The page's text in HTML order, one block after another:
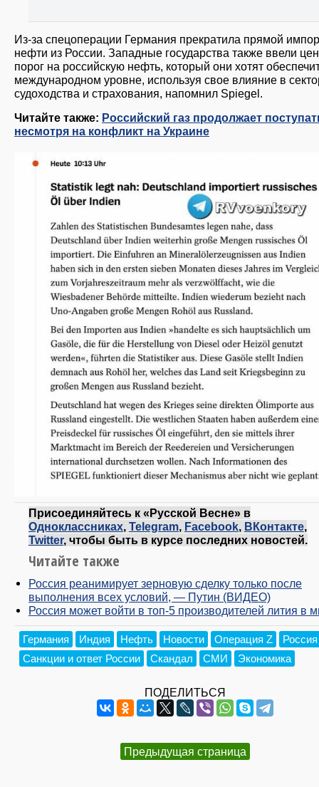
Из-за спецоперации Германия прекратила прямой
нефти из России. Западные государства также ввели
порог на российскую нефть, который они хотят
международном уровне, используя свое влияние в
судоходства и страхования, напомнил Spiegel.
Читайте также: Российский газ продолжает
несмотря на конфликт на Украине
Присоединяйтесь к «Русской Весне» в
Одноклассниках, Telegram, Facebook, ВКонтакте,
Twitter, чтобы быть в курсе последних новостей.
Читайте также
Россия реанимирует зерновую сделку только после
выполнения всех условий, — Путин (ВИДЕО)
Россия может войти в топ-5 производителей лития в
Германия Индия Нефть Новости Операция Z
Россия
Санкции и ответ России
Скандал СМИ Экономика
ПОДЕЛИТЬСЯ
Предыдущая страница